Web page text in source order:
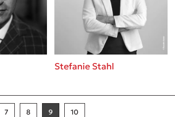
Stefanie Stahl
7 8 9 10